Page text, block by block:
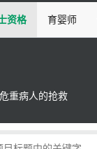
资格 育婴师
重病人的抢救